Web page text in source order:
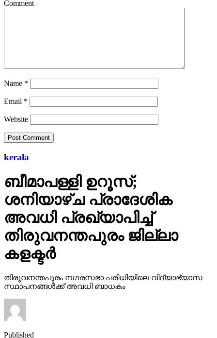
Comment
Name *
Email *
Website
kerala
ബീമാപള്ളി ഉറൂസ്;
ശനിയാഴ്ച പ്രാദേശിക
അവധി പ്രഖ്യാപിച്ച്
തിരുവനന്തപുരം ജില്ലാ
കളക്ടര്‍
തിരുവനന്തപുരം നഗരസഭാ പരിധിയിലെ വിദ്യാഭ്യാസ
സ്ഥാപനങ്ങള്‍ക്ക് അവധി ബാധകം
Published